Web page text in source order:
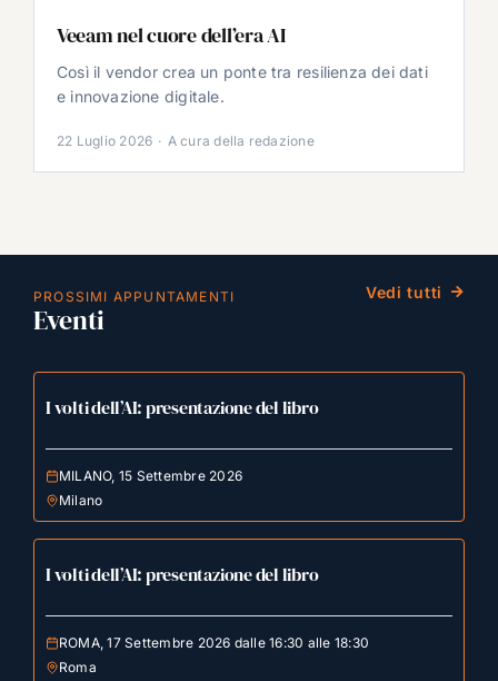
Veeam nel cuore dell’era AI
Così il vendor crea un ponte tra resilienza dei dati
e innovazione digitale.
22 Luglio 2026 · A cura della redazione
PROSSIMI APPUNTAMENTI
Eventi
Vedi tutti
I volti dell’AI: presentazione del libro
MILANO, 15 Settembre 2026
Milano
I volti dell’AI: presentazione del libro
ROMA, 17 Settembre 2026 dalle 16:30 alle 18:30
Roma